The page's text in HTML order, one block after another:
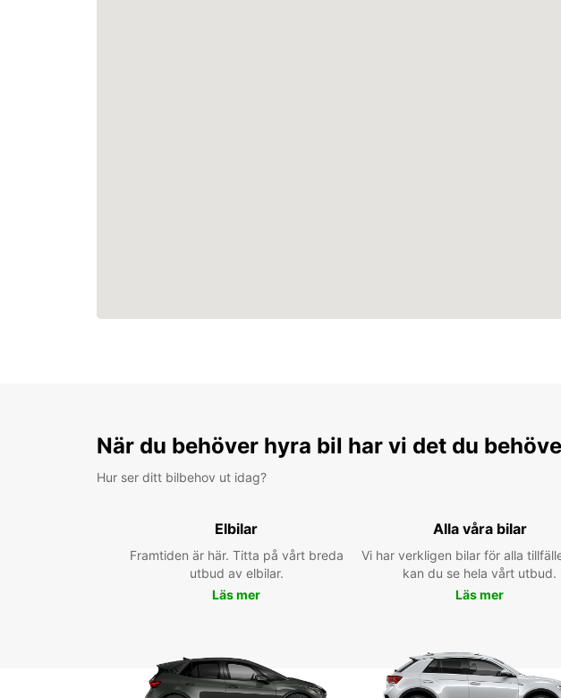
När du behöver hyra bil har vi det du
Hur ser ditt bilbehov ut idag?
Elbilar
Framtiden är här. Titta på vårt breda
utbud av elbilar.
Läs mer
Alla våra bilar
Vi har verkligen bilar för alla
kan du se hela vårt utbud.
Läs mer